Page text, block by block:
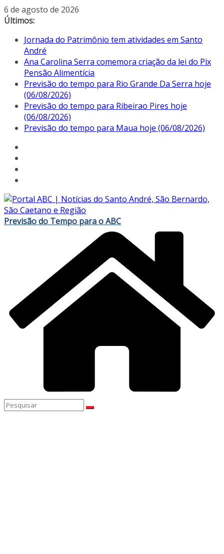
Pular
para
conteúdo
6 de agosto de 2026
Últimos:
Jornada do Patrimônio tem atividades em Santo
André
Ana Carolina Serra comemora criação da lei do Pix
Pensão Alimentícia
Previsão do tempo para Rio Grande Da Serra hoje
(06/08/2026)
Previsão do tempo para Ribeirao Pires hoje
(06/08/2026)
Previsão do tempo para Maua hoje (06/08/2026)
Previsão do Tempo para o ABC